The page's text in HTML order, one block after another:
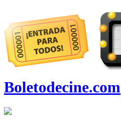
Boletodecine.com